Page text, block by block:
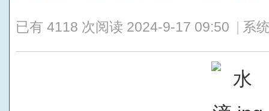
已有 4118 次阅读 2024-9-17 09:50 系